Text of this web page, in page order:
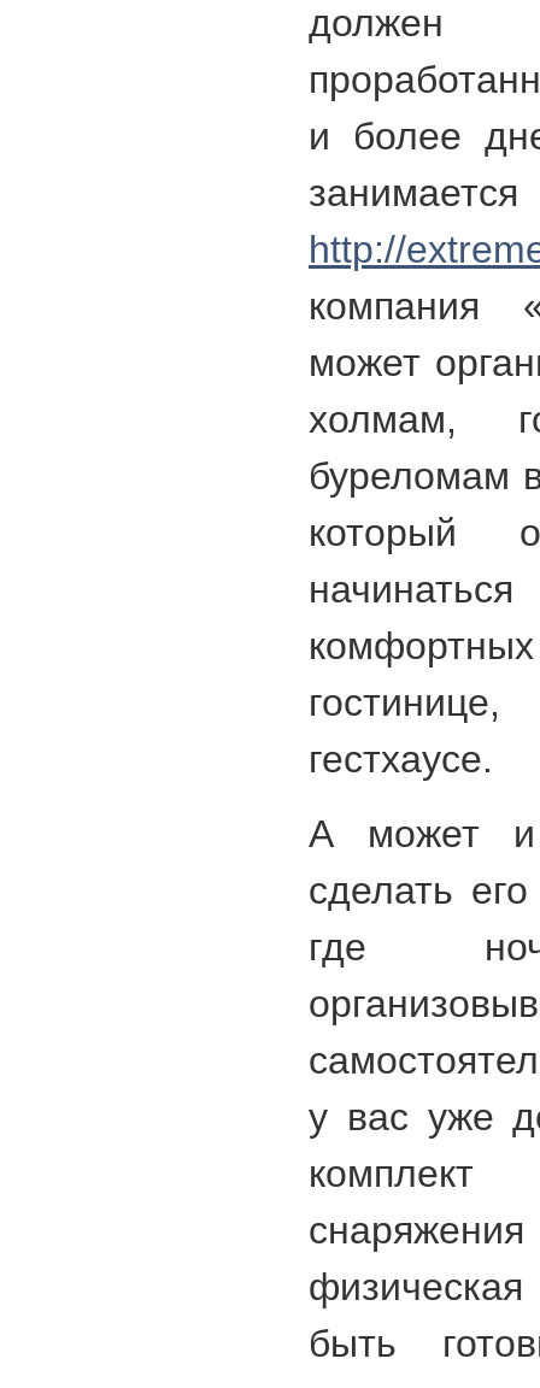
и более
http://
компания
может
холмам,
буреломам
который
гестхаусе.
А может и
сделать
где
у вас уже
комплект
быть